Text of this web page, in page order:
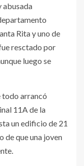
abusada
Rita y uno de
resctado por
luego se
todo arrancó
11A de la
un edificio de 21
de que una joven